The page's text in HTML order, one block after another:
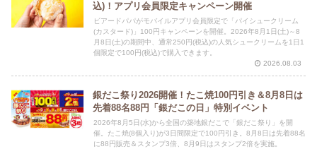
込)！アプリ会員限定キャンペーン開催
ビアードパパがモバイルアプリ会員限定で「パイシュークリーム
(カスタード)」100円キャンペーンを開催。2026年8月1日(土)～8
月8日(土)の期間中、通常250円(税込)の人気シュークリームを1日1
個限定で100円(税込)で購入できます。
2026.08.03
銀だこ祭り2026開催！たこ焼100円引き＆8月8日は
先着88名88円「銀だこの日」特別イベント
2026年8月5日(水)から全国の築地銀だこで「銀だこ祭り」を開
催。たこ焼(8個入り)が3日間限定で100円引き。8月8日は先着88名
に88円販売＆スタンプ3倍、8月9日はスタンプ2倍を実施。